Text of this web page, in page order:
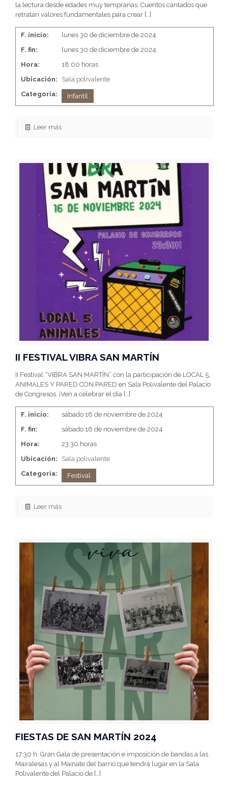
la lectura desde edades muy tempranas. Cuentos cantados que
retratan valores fundamentales para crear […]
F. inicio:
lunes 30 de diciembre de 2024
F. fin:
lunes 30 de diciembre de 2024
Hora:
18:00 horas
Ubicación:
Sala polivalente
Categoria:
Infantil
Leer más
II FESTIVAL VIBRA SAN MARTÍN
II Festival “VIBRA SAN MARTÍN” con la participación de LOCAL 5,
ANIMALES Y PARED CON PARED en Sala Polivalente del Palacio
de Congresos. ¡Ven a celebrar el día […]
F. inicio:
sábado 16 de noviembre de 2024
F. fin:
sábado 16 de noviembre de 2024
Hora:
23:30 horas
Ubicación:
Sala polivalente
Categoria:
Festival
Leer más
FIESTAS DE SAN MARTÍN 2024
17:30 h: Gran Gala de presentación e imposición de bandas a las
Mairalesas y al Mainate del barrio que tendrá lugar en la Sala
Polivalente del Palacio de […]